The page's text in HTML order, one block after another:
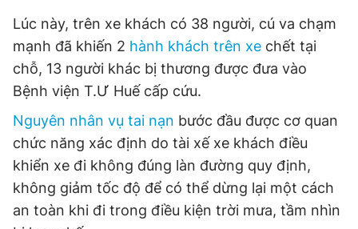
Lúc này, trên xe khách có 38 người, cú va chạm
mạnh đã khiến 2 hành khách trên xe chết tại
chỗ, 13 người khác bị thương được đưa vào
Bệnh viện T.Ư Huế cấp cứu.
Nguyên nhân vụ tai nạn bước đầu được cơ quan
chức năng xác định do tài xế xe khách điều
khiển xe đi không đúng làn đường quy định,
không giảm tốc độ để có thể dừng lại một cách
an toàn khi đi trong điều kiện trời mưa, tầm nhìn